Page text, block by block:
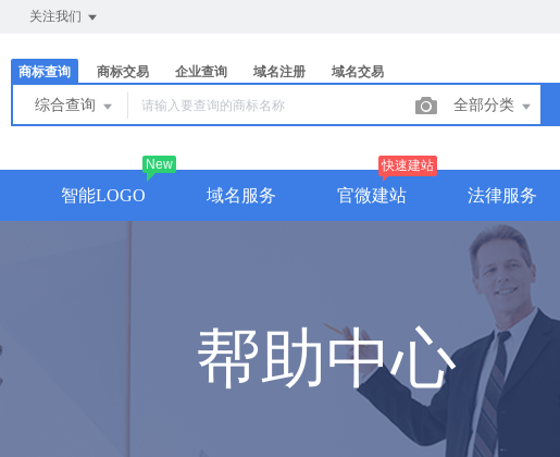
关注我们
商标查询 商标交易 企业查询 域名注册 域名交易
综合查询 全部分类
智能LOGO
New
域名服务 官微建站
快速建站
法律服务
帮助中心